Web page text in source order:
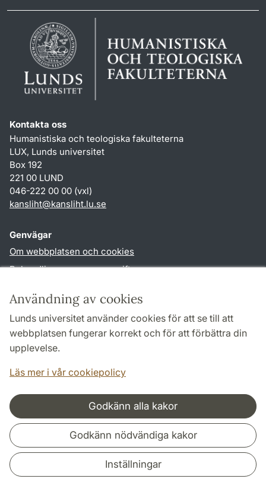
Användning av cookies
Lunds universitet använder cookies för att se till att
webbplatsen fungerar korrekt och för att förbättra din
upplevelse.
Läs mer i vår cookiepolicy
Godkänn alla kakor
Godkänn nödvändiga kakor
Inställningar
Kontakta oss
Humanistiska och teologiska fakulteterna
LUX, Lunds universitet
Box 192
221 00 LUND
046-222 00 00 (vxl)
kansliht@kansliht.lu.se
Genvägar
Om webbplatsen och cookies
Behandling av personuppgifter
TYPO3-login
Följ oss i sociala medier
Samarbeten och nätverk